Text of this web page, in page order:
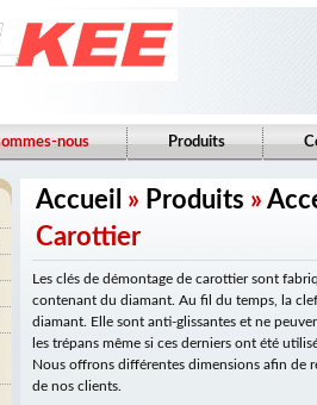
nous Produits
Accueil » Produits »
Carottier
Les clés de démontage de carottier sont
contenant du diamant. Au fil du temps, la
diamant. Elle sont anti-glissantes et ne
les trépans même si ces derniers ont été
Nous offrons différentes dimensions afin de
de nos clients.